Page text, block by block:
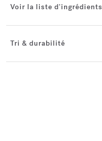
Voir la liste d'ingrédients
Tri & durabilité